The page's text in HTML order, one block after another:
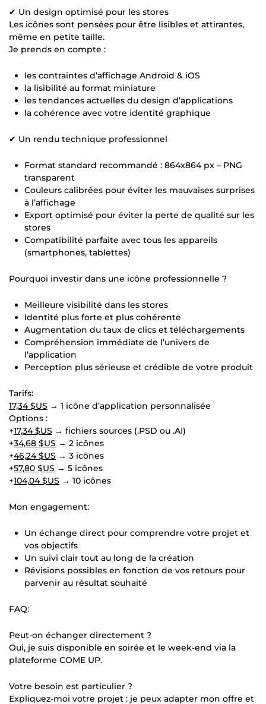
✔ Un design optimisé pour les stores
Les icônes sont pensées pour être lisibles et attirantes,
même en petite taille.
Je prends en compte :
les contraintes d’affichage Android & iOS
la lisibilité au format miniature
les tendances actuelles du design d’applications
la cohérence avec votre identité graphique
✔ Un rendu technique professionnel
Format standard recommandé : 864x864 px – PNG
transparent
Couleurs calibrées pour éviter les mauvaises surprises
à l’affichage
Export optimisé pour éviter la perte de qualité sur les
stores
Compatibilité parfaite avec tous les appareils
(smartphones, tablettes)
Pourquoi investir dans une icône professionnelle ?
Meilleure visibilité dans les stores
Identité plus forte et plus cohérente
Augmentation du taux de clics et téléchargements
Compréhension immédiate de l’univers de
l’application
Perception plus sérieuse et crédible de votre produit
Tarifs:
17,34 $US → 1 icône d’application personnalisée
Options :
+17,34 $US → fichiers sources (.PSD ou .AI)
+34,68 $US → 2 icônes
+46,24 $US → 3 icônes
+57,80 $US → 5 icônes
+104,04 $US → 10 icônes
Mon engagement:
Un échange direct pour comprendre votre projet et
vos objectifs
Un suivi clair tout au long de la création
Révisions possibles en fonction de vos retours pour
parvenir au résultat souhaité
FAQ:
Peut-on échanger directement ?
Oui, je suis disponible en soirée et le week-end via la
plateforme COME UP.
Votre besoin est particulier ?
Expliquez-moi votre projet : je peux adapter mon offre et